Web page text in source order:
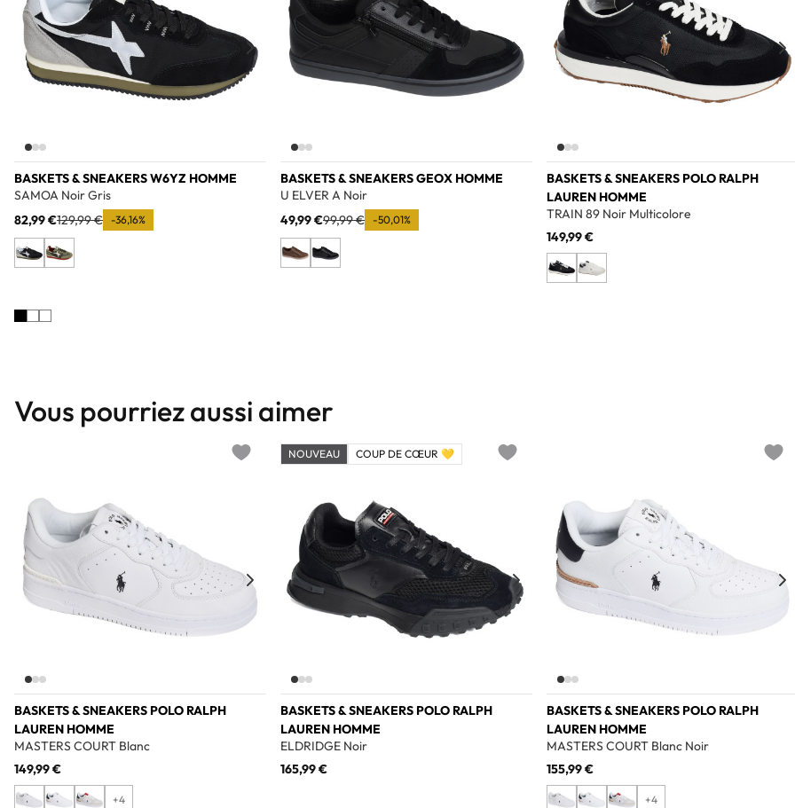
BASKETS & SNEAKERS W6YZ HOMME
SAMOA Noir Gris
82,99 €129,99 € -36,16%
BASKETS & SNEAKERS GEOX HOMME
U ELVER A Noir
49,99 €99,99 € -50,01%
BASKETS & SNEAKERS POLO RALPH
LAUREN HOMME
TRAIN 89 Noir Multicolore
149,99 €
Vous pourriez aussi aimer
BASKETS & SNEAKERS POLO RALPH
LAUREN HOMME
MASTERS COURT Blanc
149,99 €
+4
BASKETS & SNEAKERS POLO RALPH
LAUREN HOMME
ELDRIDGE Noir
165,99 €
NOUVEAU COUP DE CŒUR 💛
BASKETS & SNEAKERS POLO RALPH
LAUREN HOMME
MASTERS COURT Blanc Noir
155,99 €
+4